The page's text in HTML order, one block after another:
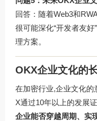
回答：随着Web3和
很可能深化“开发者友
理方案。
OKX企业文化的
在加密行业,企业文化
X通过10年以上的发展证
企业能否穿越周期、实